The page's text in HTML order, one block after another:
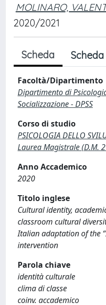
MOLINARO,
2020/2021
Scheda Scheda
Facoltà/Dipartimento
Dipartimento di
Socializzazione - DPSS
Corso di studio
PSICOLOGIA DELLO
Laurea Magistrale (D.M.
Anno Accademico
2020
Titolo inglese
Cultural identity,
classroom cultural
Italian adaptation of the
intervention
Parola chiave
identità culturale
clima di classe
coinv. accademico